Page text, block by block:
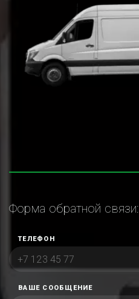
Форма обратной связи:
ТЕЛЕФОН
ВАШЕ СООБЩЕНИЕ